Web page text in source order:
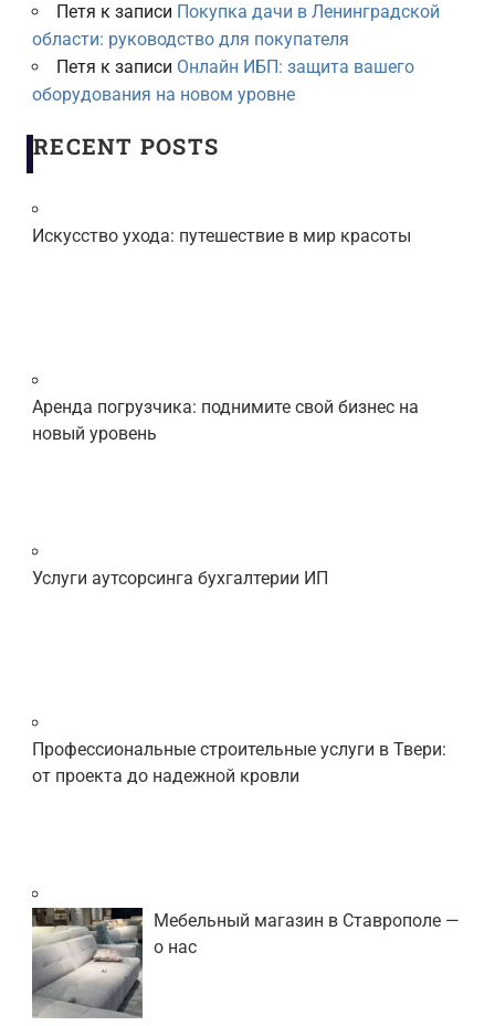
Петя к записи Покупка дачи в Ленинградской
области: руководство для покупателя
Петя к записи Онлайн ИБП: защита вашего
оборудования на новом уровне
RECENT POSTS
Искусство ухода: путешествие в мир красоты
Аренда погрузчика: поднимите свой бизнес на
новый уровень
Услуги аутсорсинга бухгалтерии ИП
Профессиональные строительные услуги в Твери:
от проекта до надежной кровли
Мебельный магазин в Ставрополе —
о нас